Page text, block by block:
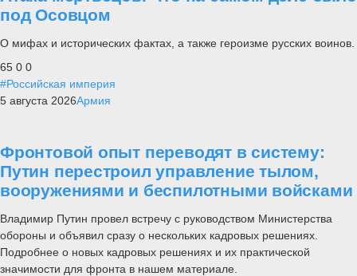
под Осовцом
О мифах и исторических фактах, а также героизме русских воинов.
65 0 0
#Российская империя
5 августа 2026Армия
Фронтовой опыт переводят в систему:
Путин перестроил управление тылом,
вооружениями и беспилотными войсками
Владимир Путин провел встречу с руководством Министерства
обороны и объявил сразу о нескольких кадровых решениях.
Подробнее о новых кадровых решениях и их практической
значимости для фронта в нашем материале.